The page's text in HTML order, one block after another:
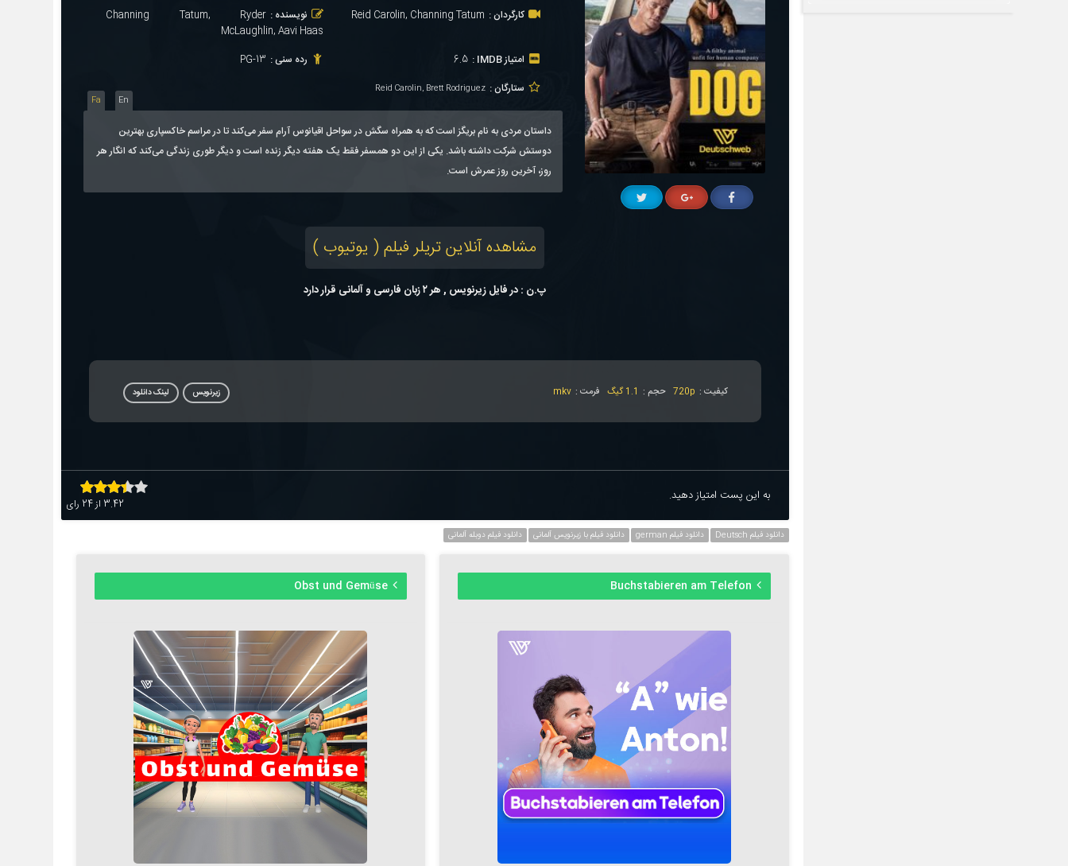
کارگردان : Reid Carolin, Channing Tatum نویسنده : Channing Tatum, Ryder
McLaughlin, Aavi Haas
امتیاز IMDB :
6.5 رده سنی : PG-13
ستارگان : Reid Carolin, Brett Rodriguez
Fa
En
داستان مردی به نام بریگز است که به همراه سگش در سواحل اقیانوس آرام سفر می‌کند تا در مراسم خاکسپاری بهترین
دوستش شرکت داشته باشد. یکی از این دو همسفر فقط یک هفته دیگر زنده است و دیگر طوری زندگی می‌کند که انگار هر
روز، آخرین روز عمرش است.
مشاهده آنلاین تریلر فیلم ( یوتیوب )
پ.ن : در فایل زیرنویس , هر ۲ زبان فارسی و آلمانی قرار دارد
کیفیت : 720p حجم : 1.1 گیگ فرمت : mkv لینک دانلود زیرنویس
به این پست امتیاز دهید. 3.42 از24 رای
دانلود فیلم Deutsch دانلود فیلم german دانلود فیلم با زیرنویس آلمانی دانلود فیلم دوبله آلمانی
Buchstabieren am Telefon
Obst und Gemüse